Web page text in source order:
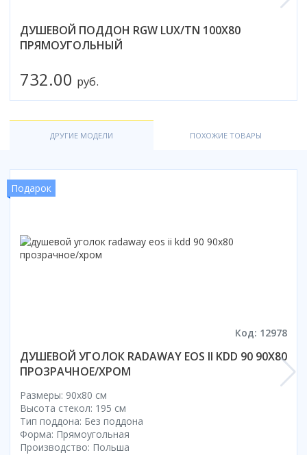
ДУШЕВОЙ ПОДДОН RGW LUX/TN 100X80
ПРЯМОУГОЛЬНЫЙ
732.00 руб.
ДРУГИЕ МОДЕЛИ ПОХОЖИЕ ТОВАРЫ
Подарок
Код: 12978
ДУШЕВОЙ УГОЛОК RADAWAY EOS II KDD 90 90Х80
ПРОЗРАЧНОЕ/ХРОМ
Размеры: 90x80 cм
Высота стекол: 195 см
Тип поддона: Без поддона
Форма: Прямоугольная
Производство: Польша